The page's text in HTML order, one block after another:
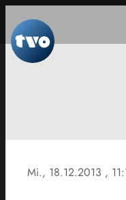
Mi., 18.12.2013 ,